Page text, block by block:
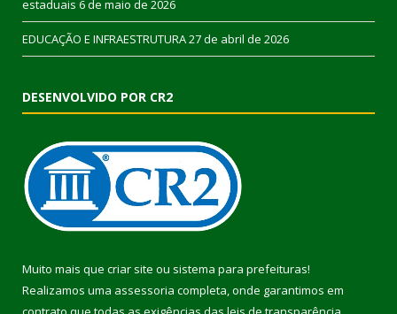
estaduais 6 de maio de 2026
EDUCAÇÃO E INFRAESTRUTURA27 de abril de 2026
DESENVOLVIDO POR CR2
Muito mais que criar site ou sistema para prefeituras!
Realizamos uma assessoria completa, onde garantimos em